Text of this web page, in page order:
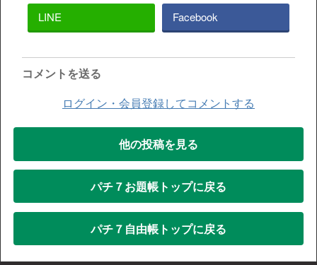
LINE Facebook
コメントを送る
ログイン・会員登録してコメントする
他の投稿を見る
パチ７お題帳トップに戻る
パチ７自由帳トップに戻る